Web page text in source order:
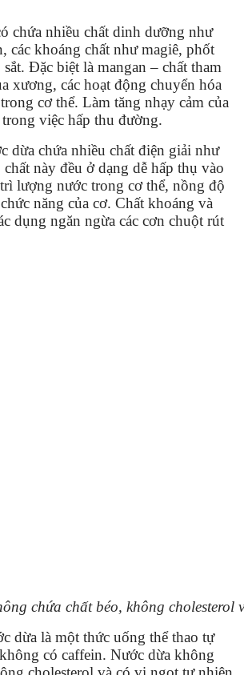
chứa nhiều chất dinh dưỡng như
các khoáng chất như magiê, phốt
Đặc biệt là mangan – chất tham
xương, các hoạt động chuyển hóa
cơ thể. Làm tăng nhạy cảm của
việc hấp thu đường.
dừa chứa nhiều chất điện giải như
này đều ở dạng dễ hấp thụ vào
lượng nước trong cơ thể, nồng độ
năng của cơ. Chất khoáng và
dụng ngăn ngừa các cơn chuột rút
chứa chất béo, không cholesterol
dừa là một thức uống thể thao tự
có caffein. Nước dừa không